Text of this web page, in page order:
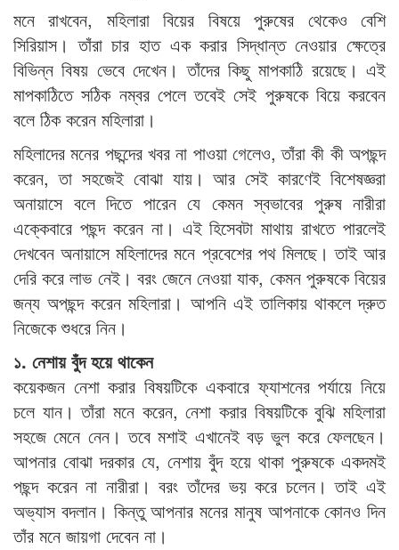
মনে রাখবেন, মহিলারা বিয়ের বিষয়ে পুরুষের থেকেও বেশি
সিরিয়াস। তাঁরা চার হাত এক করার সিদ্ধান্ত নেওয়ার ক্ষেত্রে
বিভিন্ন বিষয় ভেবে দেখেন। তাঁদের কিছু মাপকাঠি রয়েছে। এই
মাপকাঠিতে সঠিক নম্বর পেলে তবেই সেই পুরুষকে বিয়ে করবেন
বলে ঠিক করেন মহিলারা।
মহিলাদের মনের পছন্দের খবর না পাওয়া গেলেও, তাঁরা কী কী অপছন্দ
করেন, তা সহজেই বোঝা যায়। আর সেই কারণেই বিশেষজ্ঞরা
অনায়াসে বলে দিতে পারেন যে কেমন স্বভাবের পুরুষ নারীরা
এক্কেবারে পছন্দ করেন না। এই হিসেবটা মাথায় রাখতে পারলেই
দেখবেন অনায়াসে মহিলাদের মনে প্রবেশের পথ মিলছে। তাই আর
দেরি করে লাভ নেই। বরং জেনে নেওয়া যাক, কেমন পুরুষকে বিয়ের
জন্য অপছন্দ করেন মহিলারা। আপনি এই তালিকায় থাকলে দ্রুত
নিজেকে শুধরে নিন।
​১. নেশায় বুঁদ হয়ে থাকেন​
কয়েকজন নেশা করার বিষয়টিকে একবারে ফ্যাশনের পর্যায়ে নিয়ে
চলে যান। তাঁরা মনে করেন, নেশা করার বিষয়টিকে বুঝি মহিলারা
সহজে মেনে নেন। তবে মশাই এখানেই বড় ভুল করে ফেলছেন।
আপনার বোঝা দরকার যে, নেশায় বুঁদ হয়ে থাকা পুরুষকে একদমই
পছন্দ করেন না নারীরা। বরং তাঁদের ভয় করে চলেন। তাই এই
অভ্যাস বদলান। কিন্তু আপনার মনের মানুষ আপনাকে কোনও দিন
তাঁর মনে জায়গা দেবেন না।